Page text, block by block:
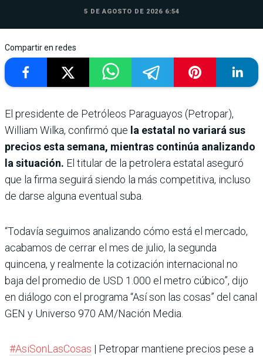
5 DE AGOSTO DE 2026 6:54
Compartir en redes
El presidente de Petróleos Paraguayos (Petropar),
William Wilka, confirmó que la estatal no variará sus
precios esta semana, mientras continúa analizando
la situación. El titular de la petrolera estatal aseguró
que la firma seguirá siendo la más competitiva, incluso
de darse alguna eventual suba.
“Todavía seguimos analizando cómo está el mercado,
acabamos de cerrar el mes de julio, la segunda
quincena, y realmente la cotización internacional no
baja del promedio de USD 1.000 el metro cúbico”, dijo
en diálogo con el programa “Así son las cosas” del canal
GEN y Universo 970 AM/Nación Media.
#AsiSonLasCosas | Petropar mantiene precios pese a